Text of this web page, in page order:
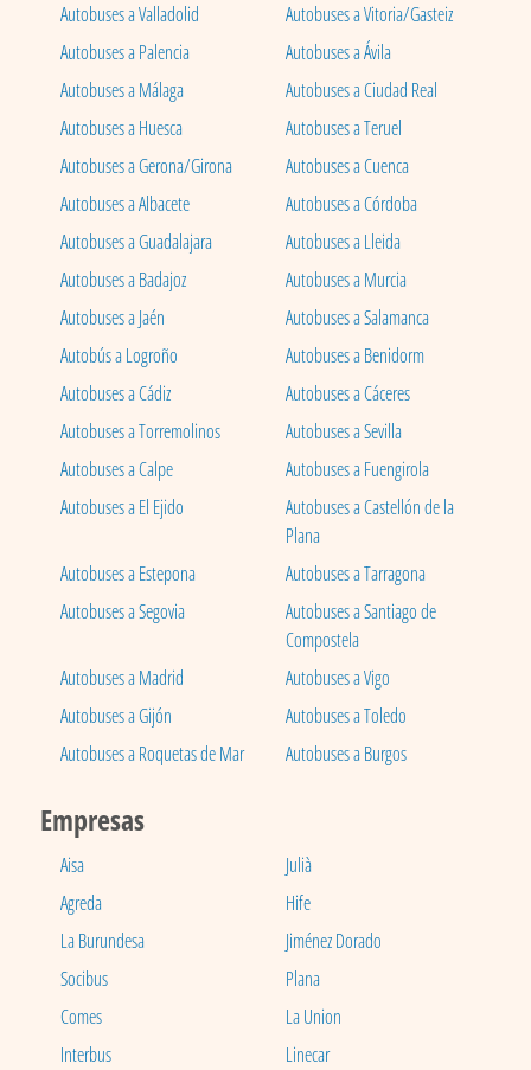
Autobuses a Valladolid
Autobuses a Vitoria/Gasteiz
Autobuses a Palencia
Autobuses a Ávila
Autobuses a Málaga
Autobuses a Ciudad Real
Autobuses a Huesca
Autobuses a Teruel
Autobuses a Gerona/Girona
Autobuses a Cuenca
Autobuses a Albacete
Autobuses a Córdoba
Autobuses a Guadalajara
Autobuses a Lleida
Autobuses a Badajoz
Autobuses a Murcia
Autobuses a Jaén
Autobuses a Salamanca
Autobús a Logroño
Autobuses a Benidorm
Autobuses a Cádiz
Autobuses a Cáceres
Autobuses a Torremolinos
Autobuses a Sevilla
Autobuses a Calpe
Autobuses a Fuengirola
Autobuses a El Ejido
Autobuses a Castellón de la
Plana
Autobuses a Estepona
Autobuses a Tarragona
Autobuses a Segovia
Autobuses a Santiago de
Compostela
Autobuses a Madrid
Autobuses a Vigo
Autobuses a Gijón
Autobuses a Toledo
Autobuses a Roquetas de Mar
Autobuses a Burgos
Empresas
Aisa
Julià
Agreda
Hife
La Burundesa
Jiménez Dorado
Socibus
Plana
Comes
La Union
Interbus
Linecar